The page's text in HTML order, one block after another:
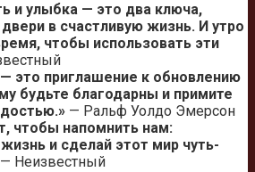
и улыбка — это два ключа,
в счастливую жизнь. И утро
чтобы использовать эти
это приглашение к обновлению
будьте благодарны и примите
— Ральф Уолдо Эмерсон
чтобы напомнить нам:
и сделай этот мир чуть-
— Неизвестный